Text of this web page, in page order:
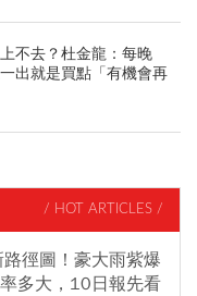
不去？杜金龍：每晚
出就是買點「有機會再
/ HOT ARTICLES /
徑圖！豪大雨紫爆
多大，10日報先看